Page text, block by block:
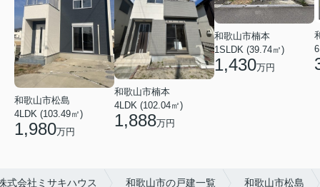
和歌山市松島
4LDK (103.49㎡)
1,980万円
和歌山市楠本
4LDK (102.04㎡)
1,888万円
和歌山市楠本
1SLDK (39.74㎡)
1,430万円
式会社ミサキハウス 和歌山市の戸建一覧 和歌山市松島